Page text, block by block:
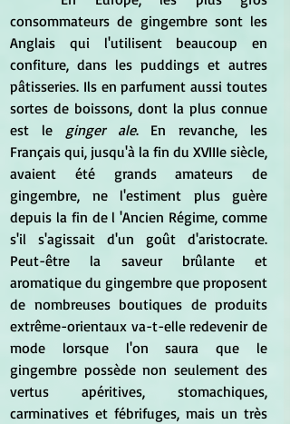
consommateurs de gingembre sont les
Anglais qui l'utilisent beaucoup en
confiture, dans les puddings et autres
pâtisseries. Ils en parfument aussi toutes
sortes de boissons, dont la plus connue
est le ginger ale. En revanche, les
Français qui, jusqu'à la fin du XVIIIe siècle,
avaient été grands amateurs de
gingembre, ne l'estiment plus guère
depuis la fin de l 'Ancien Régime, comme
s'il s'agissait d'un goût d'aristocrate.
Peut-être la saveur brûlante et
aromatique du gingembre que proposent
de nombreuses boutiques de produits
extrême-orientaux va-t-elle redevenir de
mode lorsque l'on saura que le
gingembre possède non seulement des
vertus apéritives, stomachiques,
carminatives et fébrifuges, mais un très